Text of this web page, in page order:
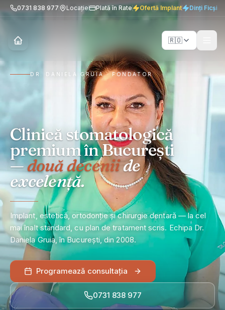
0731 838 977 Locație Plată în Rate Ofertă Implant Dinți Ficși
🇷🇴
Programare
DR. DANIELA GRUIA · FONDATOR
Clinică stomatologică
premium în București
—două deceniide
excelență.
Implant, estetică, ortodonție și chirurgie dentară — la cel
mai înalt standard, cu plan de tratament scris. Echipa Dr.
Daniela Gruia, în București, din 2008.
Programează consultația
0731 838 977